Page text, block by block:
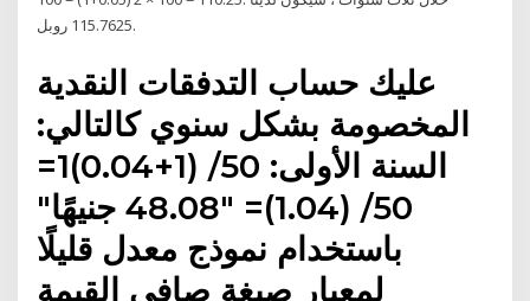
115.7625 روبل.
عليك حساب التدفقات النقدية
المخصومة بشكل سنوي كالتالي:
السنة الأولى: 50/ (1+0.04)1=
50/ (1.04)= "48.08 جنيهًا"
باستخدام نموذج معدل قليلًا
لمعيار صيغة صافي القيمة